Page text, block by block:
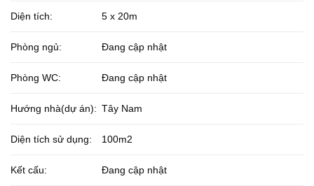
Diện tích: 5 x 20m
Phòng ngủ: Đang cập nhật
Phòng WC: Đang cập nhật
Hướng nhà(dự án): Tây Nam
Diện tích sử dụng: 100m2
Kết cấu: Đang cập nhật